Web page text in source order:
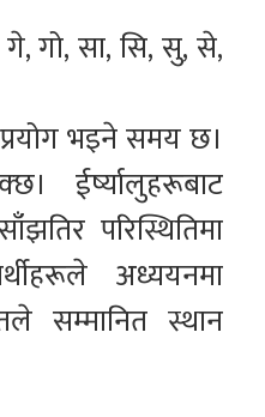
गो, सा, सि, सु, से,
भइने समय छ।
ईर्ष्यालुहरूबाट
परिस्थितिमा
अध्ययनमा
सम्मानित स्थान